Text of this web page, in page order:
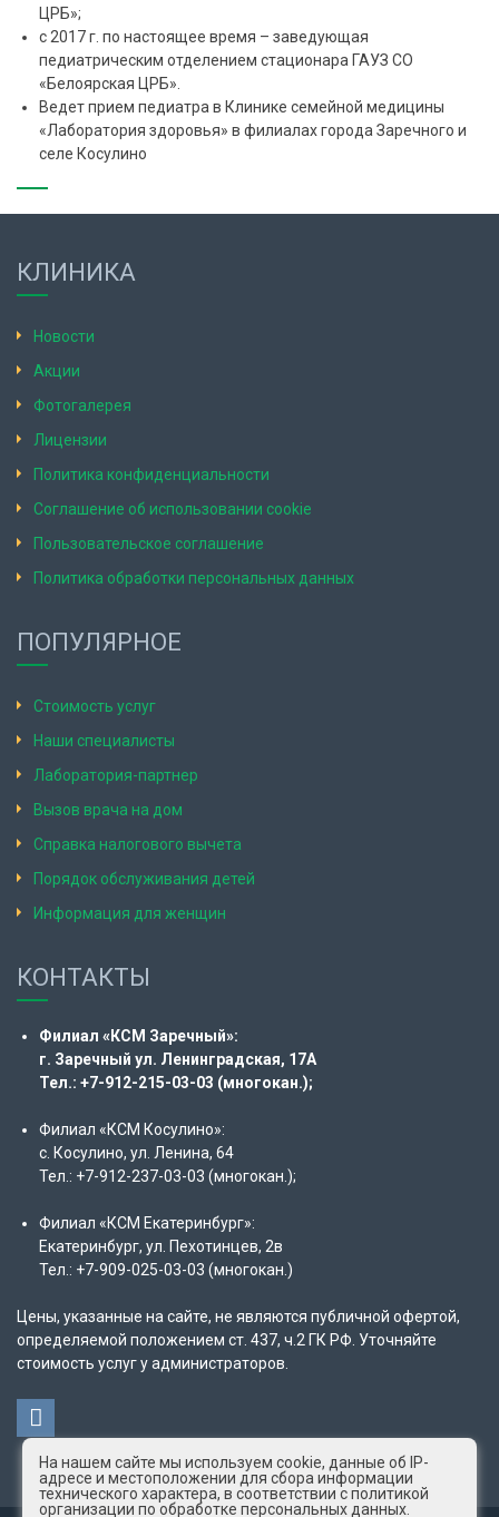
ЦРБ»;
с 2017 г. по настоящее время – заведующая
педиатрическим отделением стационара ГАУЗ СО
«Белоярская ЦРБ».
Ведет прием педиатра в Клинике семейной медицины
«Лаборатория здоровья» в филиалах города Заречного и
селе Косулино
КЛИНИКА
Новости
Акции
Фотогалерея
Лицензии
Политика конфиденциальности
Соглашение об использовании cookie
Пользовательское соглашение
Политика обработки персональных данных
ПОПУЛЯРНОЕ
Стоимость услуг
Наши специалисты
Лаборатория-партнер
Вызов врача на дом
Справка налогового вычета
Порядок обслуживания детей
Информация для женщин
КОНТАКТЫ
Филиал «КСМ Заречный»:
г. Заречный ул. Ленинградская, 17А
Тел.: +7-912-215-03-03 (многокан.);
Филиал «КСМ Косулино»:
с. Косулино, ул. Ленина, 64
Тел.: +7-912-237-03-03 (многокан.);
Филиал «КСМ Екатеринбург»:
Екатеринбург, ул. Пехотинцев, 2в
Тел.: +7-909-025-03-03 (многокан.)
Цены, указанные на сайте, не являются публичной офертой,
определяемой положением ст. 437, ч.2 ГК РФ. Уточняйте
стоимость услуг у администраторов.
На нашем сайте мы используем cookie, данные об IP-
адресе и местоположении для сбора информации
технического характера, в соответствии с политикой
организации по обработке персональных данных.